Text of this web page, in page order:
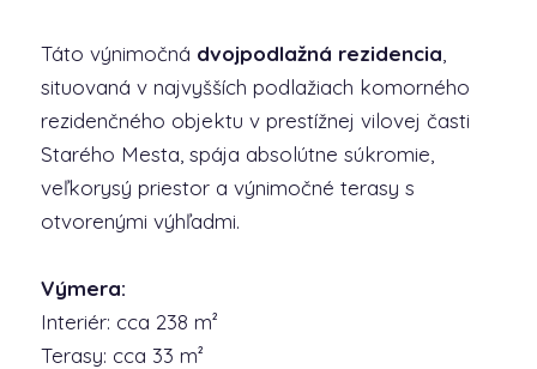
Táto výnimočná dvojpodlažná rezidencia
situovaná v najvyšších podlažiach komorného
rezidenčného objektu v prestížnej vilovej časti
Starého Mesta, spája absolútne súkromie,
veľkorysý priestor a výnimočné terasy s
otvorenými výhľadmi.
Výmera:
Interiér: cca 238 m²
Terasy: cca 33 m²